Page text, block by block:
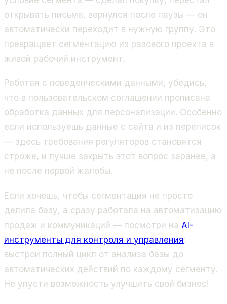
открывать письма, вернулся после паузы — он
автоматически переходит в нужную группу. Это
превращает сегментацию из разового проекта в
живой рабочий инструмент.
Работая с поведенческими данными, убедись,
что в пользовательском соглашении прописана
обработка данных для персонализации. Особенно
если используешь данные с сайта и из переписок
— здесь требования регуляторов становятся
строже, и лучше закрыть этот вопрос заранее, а
не после первой жалобы.
Если хочешь, чтобы сегментация не просто
делила базу, а сразу работала на автоматизацию
продаж и коммуникаций — посмотри на AI-
инструменты для контроля и управления:
выстрои полный цикл от анализа базы до
автоматических действий по каждому сегменту.
Не упусти возможность улучшить свой бизнес!